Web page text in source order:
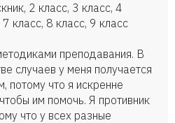
2 класс, 3 класс, 4
класс, 8 класс, 9 класс
преподавания. В
случаев у меня получается
потому что я искренне
им помочь. Я противник
что у всех разные